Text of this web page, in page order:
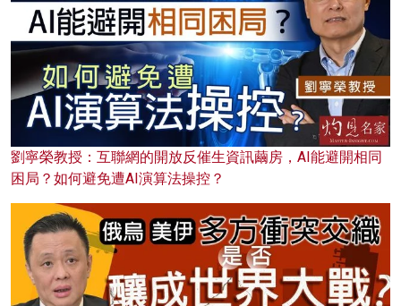
劉寧榮教授：互聯網的開放反催生資訊繭房，AI能避開相同
困局？如何避免遭AI演算法操控？